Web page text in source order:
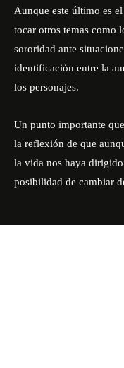
Aunque este último es
tocar otros temas como
sororidad ante
identificación entre la
los personajes.
Un punto importante
la reflexión de que
la vida nos haya
posibilidad de cambiar